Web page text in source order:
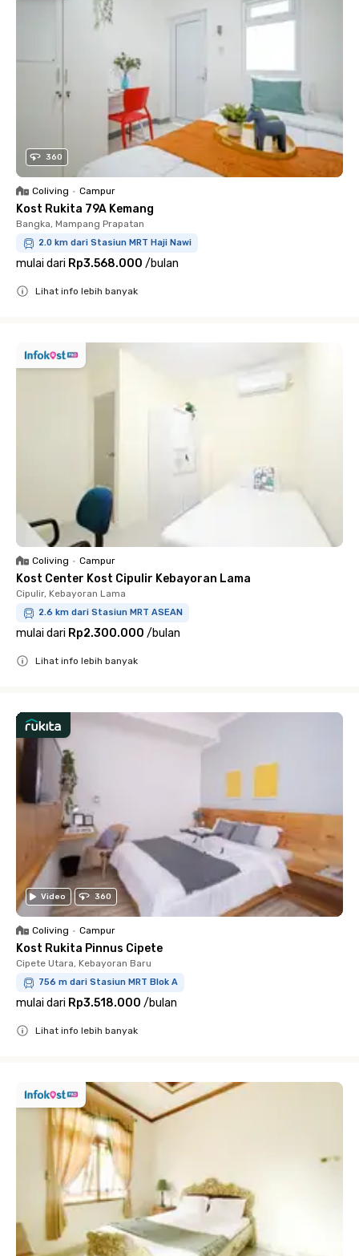
360
Coliving • Campur
Kost Rukita 79A Kemang
Bangka, Mampang Prapatan
2.0 km dari Stasiun MRT Haji Nawi
mulai dari Rp3.568.000 /bulan
Lihat info lebih banyak
Coliving • Campur
Kost Center Kost Cipulir Kebayoran Lama
Cipulir, Kebayoran Lama
2.6 km dari Stasiun MRT ASEAN
mulai dari Rp2.300.000 /bulan
Lihat info lebih banyak
Video 360
Coliving • Campur
Kost Rukita Pinnus Cipete
Cipete Utara, Kebayoran Baru
756 m dari Stasiun MRT Blok A
mulai dari Rp3.518.000 /bulan
Lihat info lebih banyak